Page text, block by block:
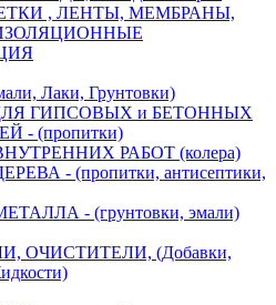
, ЛЕНТЫ, МЕМБРАНЫ,
Лаки, Грунтовки)
ГИПСОВЫХ и БЕТОННЫХ
- (пропитки)
РАБОТ (колера)
- (пропитки, антисептики,
- (грунтовки, эмали)
ОЧИСТИТЕЛИ, (Добавки,